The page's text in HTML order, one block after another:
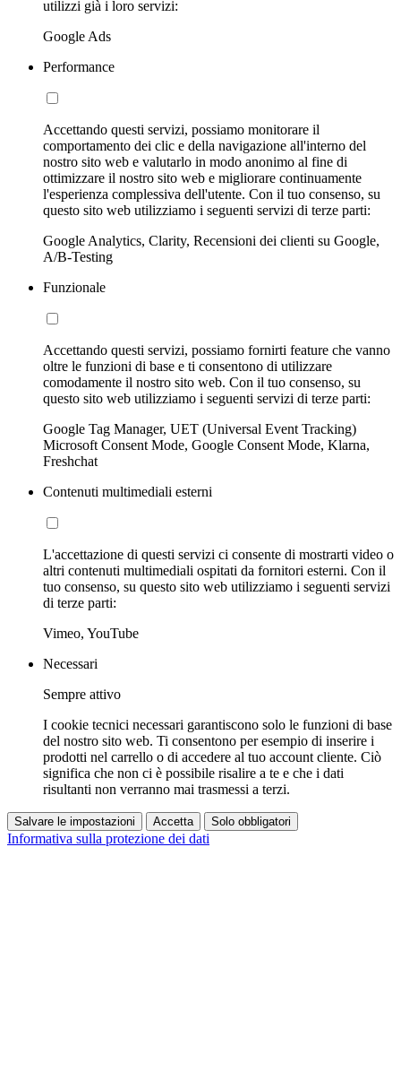
utilizzi già i loro servizi:
Google Ads
Performance
Accettando questi servizi, possiamo monitorare il
comportamento dei clic e della navigazione all'interno del
nostro sito web e valutarlo in modo anonimo al fine di
ottimizzare il nostro sito web e migliorare continuamente
l'esperienza complessiva dell'utente. Con il tuo consenso, su
questo sito web utilizziamo i seguenti servizi di terze parti:
Google Analytics, Clarity, Recensioni dei clienti su Google,
A/B-Testing
Funzionale
Accettando questi servizi, possiamo fornirti feature che vanno
oltre le funzioni di base e ti consentono di utilizzare
comodamente il nostro sito web. Con il tuo consenso, su
questo sito web utilizziamo i seguenti servizi di terze parti:
Google Tag Manager, UET (Universal Event Tracking)
Microsoft Consent Mode, Google Consent Mode, Klarna,
Freshchat
Contenuti multimediali esterni
L'accettazione di questi servizi ci consente di mostrarti video o
altri contenuti multimediali ospitati da fornitori esterni. Con il
tuo consenso, su questo sito web utilizziamo i seguenti servizi
di terze parti:
Vimeo, YouTube
Necessari
Sempre attivo
I cookie tecnici necessari garantiscono solo le funzioni di base
del nostro sito web. Ti consentono per esempio di inserire i
prodotti nel carrello o di accedere al tuo account cliente. Ciò
significa che non ci è possibile risalire a te e che i dati
risultanti non verranno mai trasmessi a terzi.
Salvare le impostazioni Accetta Solo obbligatori
Informativa sulla protezione dei dati